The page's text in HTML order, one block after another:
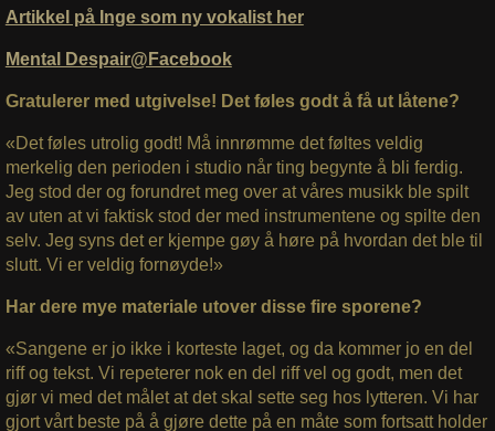
Artikkel på Inge som ny vokalist her
Mental Despair@Facebook
Gratulerer med utgivelse! Det føles godt å få ut låtene?
«Det føles utrolig godt! Må innrømme det føltes veldig
merkelig den perioden i studio når ting begynte å bli ferdig.
Jeg stod der og forundret meg over at våres musikk ble spilt
av uten at vi faktisk stod der med instrumentene og spilte den
selv. Jeg syns det er kjempe gøy å høre på hvordan det ble til
slutt. Vi er veldig fornøyde!»
Har dere mye materiale utover disse fire sporene?
«Sangene er jo ikke i korteste laget, og da kommer jo en del
riff og tekst. Vi repeterer nok en del riff vel og godt, men det
gjør vi med det målet at det skal sette seg hos lytteren. Vi har
gjort vårt beste på å gjøre dette på en måte som fortsatt holder